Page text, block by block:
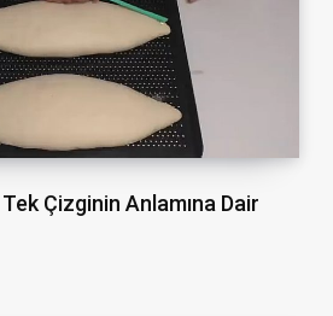
Çizginin Anlamına Dair